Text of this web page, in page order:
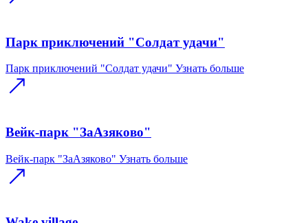
Парк приключений "Солдат удачи"
Парк приключений "Солдат удачи" Узнать больше
Вейк-парк "ЗаАзяково"
Вейк-парк "ЗаАзяково" Узнать больше